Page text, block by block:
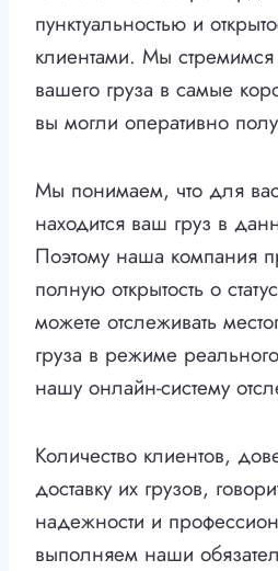
пунктуальностью и
клиентами. Мы стремимся
вашего груза в самые
вы могли оперативно
Мы понимаем, что для
находится ваш груз в
Поэтому наша компания
полную открытость о
можете отслеживать
груза в режиме
нашу онлайн-систему
Количество клиентов,
доставку их грузов,
надежности и
выполняем наши